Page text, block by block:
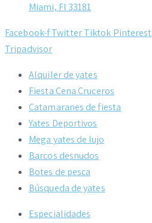
Miami, Fl 33181
Facebook-fTwitterTiktok Pinterest
Tripadvisor
Alquiler de yates
Fiesta Cena Cruceros
Catamaranes de fiesta
Yates Deportivos
Mega yates de lujo
Barcos desnudos
Botes de pesca
Búsqueda de yates
Especialidades